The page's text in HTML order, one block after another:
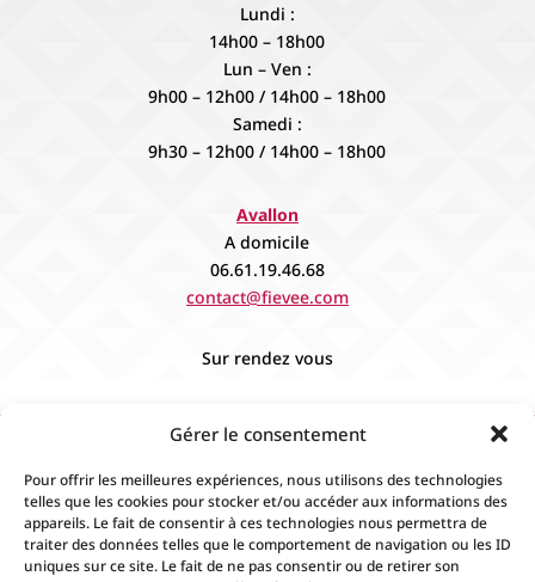
Gérer le consentement
Pour offrir les meilleures expériences, nous utilisons des technologies
telles que les cookies pour stocker et/ou accéder aux informations des
appareils. Le fait de consentir à ces technologies nous permettra de
traiter des données telles que le comportement de navigation ou les ID
uniques sur ce site. Le fait de ne pas consentir ou de retirer son
Lundi :
14h00 – 18h00
Lun – Ven :
9h00 – 12h00 / 14h00 – 18h00
Samedi :
9h30 – 12h00 / 14h00 – 18h00
Avallon
A domicile
06.61.19.46.68
contact@fievee.com
Sur rendez vous